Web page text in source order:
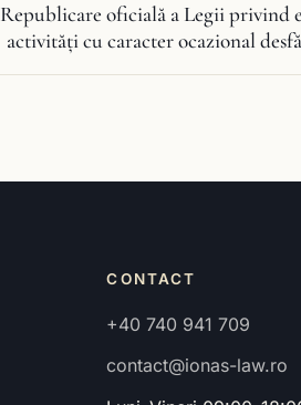
Republicare oficială a Legii privind
activităţi cu caracter ocazional
CONTACT
+40 740 941 709
contact@ionas-law.ro